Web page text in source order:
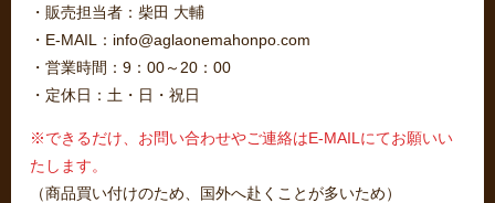
・販売担当者：柴田 大輔
・E-MAIL：info@aglaonemahonpo.com
・営業時間：9：00～20：00
・定休日：土・日・祝日
※できるだけ、お問い合わせやご連絡はE-MAILにてお願いい
たします。
（商品買い付けのため、国外へ赴くことが多いため）